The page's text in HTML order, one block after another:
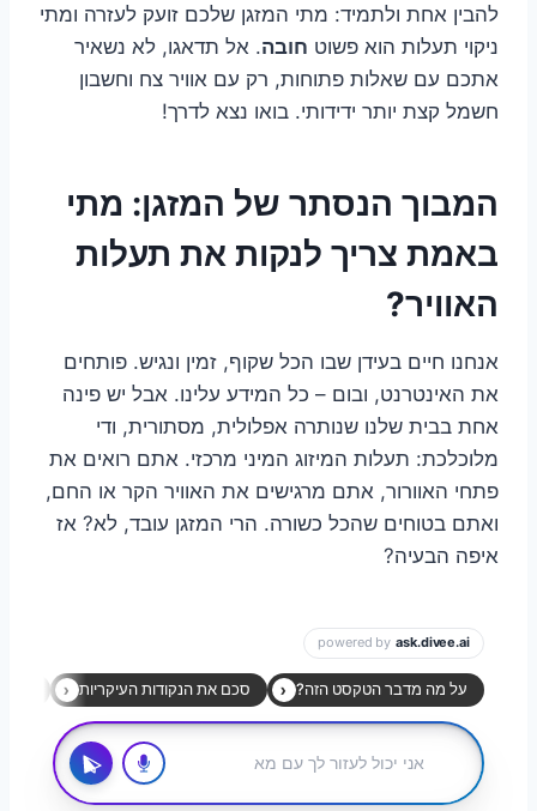
להבין אחת ולתמיד: מתי המזגן שלכם זועק לעזרה ומתי
ניקוי תעלות הוא פשוט חובה. אל תדאגו, לא נשאיר
אתכם עם שאלות פתוחות, רק עם אוויר צח וחשבון
חשמל קצת יותר ידידותי. בואו נצא לדרך!
המבוך הנסתר של המזגן: מתי
באמת צריך לנקות את תעלות
האוויר?
אנחנו חיים בעידן שבו הכל שקוף, זמין ונגיש. פותחים
את האינטרנט, ובום – כל המידע עלינו. אבל יש פינה
אחת בבית שלנו שנותרה אפלולית, מסתורית, ודי
מלוכלכת: תעלות המיזוג המיני מרכזי. אתם רואים את
פתחי האוורור, אתם מרגישים את האוויר הקר או החם,
ואתם בטוחים שהכל כשורה. הרי המזגן עובד, לא? אז
איפה הבעיה?